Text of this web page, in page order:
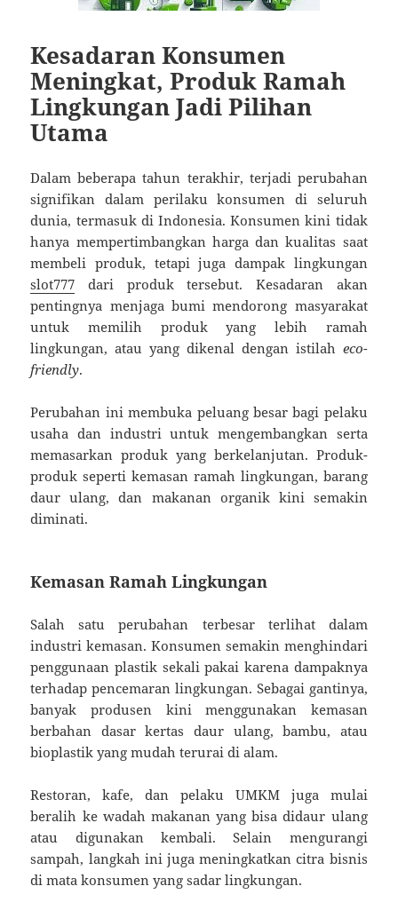
Kesadaran Konsumen
Meningkat, Produk Ramah
Lingkungan Jadi Pilihan
Utama
Dalam beberapa tahun terakhir, terjadi perubahan
signifikan dalam perilaku konsumen di seluruh
dunia, termasuk di Indonesia. Konsumen kini tidak
hanya mempertimbangkan harga dan kualitas saat
membeli produk, tetapi juga dampak lingkungan
slot777 dari produk tersebut. Kesadaran akan
pentingnya menjaga bumi mendorong masyarakat
untuk memilih produk yang lebih ramah
lingkungan, atau yang dikenal dengan istilah eco-
friendly.
Perubahan ini membuka peluang besar bagi pelaku
usaha dan industri untuk mengembangkan serta
memasarkan produk yang berkelanjutan. Produk-
produk seperti kemasan ramah lingkungan, barang
daur ulang, dan makanan organik kini semakin
diminati.
Kemasan Ramah Lingkungan
Salah satu perubahan terbesar terlihat dalam
industri kemasan. Konsumen semakin menghindari
penggunaan plastik sekali pakai karena dampaknya
terhadap pencemaran lingkungan. Sebagai gantinya,
banyak produsen kini menggunakan kemasan
berbahan dasar kertas daur ulang, bambu, atau
bioplastik yang mudah terurai di alam.
Restoran, kafe, dan pelaku UMKM juga mulai
beralih ke wadah makanan yang bisa didaur ulang
atau digunakan kembali. Selain mengurangi
sampah, langkah ini juga meningkatkan citra bisnis
di mata konsumen yang sadar lingkungan.